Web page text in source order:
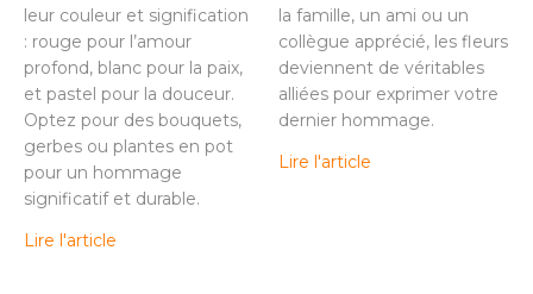
leur couleur et signification
: rouge pour l’amour
profond, blanc pour la paix,
et pastel pour la douceur.
Optez pour des bouquets,
gerbes ou plantes en pot
pour un hommage
significatif et durable.
Lire l'article
la famille, un ami ou un
collègue apprécié, les fleurs
deviennent de véritables
alliées pour exprimer votre
dernier hommage.
Lire l'article